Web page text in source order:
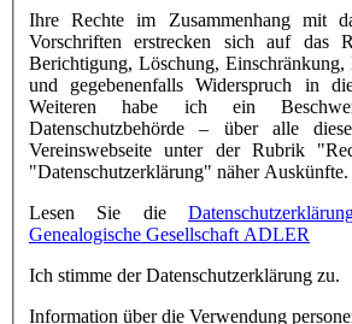
Ihre Rechte im Zusammenhang mit
Vorschriften erstrecken sich auf das
Berichtigung, Löschung, Einschränkung,
und gegebenenfalls Widerspruch in
Weiteren habe ich ein
Datenschutzbehörde – über alle
Vereinswebseite unter der Rubrik
"Datenschutzerklärung" näher Auskünfte.
Lesen Sie die
Genealogische Gesellschaft ADLER
Ich stimme der Datenschutzerklärung zu.
Information über die Verwendung